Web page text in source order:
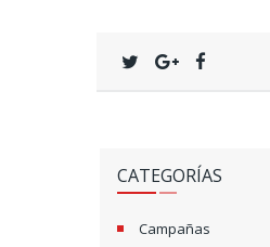
CATEGORÍAS
Campañas